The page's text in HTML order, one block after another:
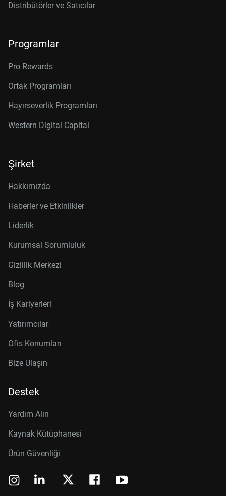
Distribütörler ve Satıcılar
Programlar
Pro Rewards
Ortak Programları
Hayırseverlik Programları
Western Digital Capital
Şirket
Hakkımızda
Haberler ve Etkinlikler
Liderlik
Kurumsal Sorumluluk
Gizlilik Merkezi
Blog
İş Kariyerleri
Yatırımcılar
Ofis Konumları
Bize Ulaşın
Destek
Yardım Alın
Kaynak Kütüphanesi
Ürün Güvenliği